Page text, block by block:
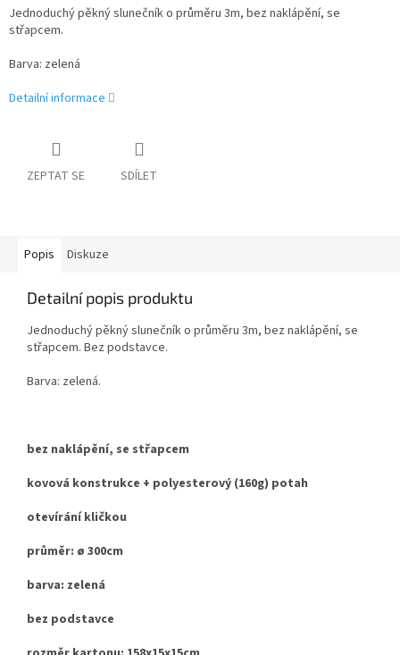
Jednoduchý pěkný slunečník o průměru 3m, bez naklápění, se
střapcem.
Barva: zelená
Detailní informace
ZEPTAT SE SDÍLET
Popis Diskuze
Detailní popis produktu
Jednoduchý pěkný slunečník o průměru 3m, bez naklápění, se
střapcem. Bez podstavce.
Barva: zelená.
bez naklápění, se střapcem
kovová konstrukce + polyesterový (160g) potah
otevírání kličkou
průměr: ø 300cm
barva: zelená
bez podstavce